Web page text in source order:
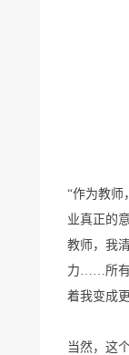
“作为教师
业真正的
教师，我
力……所有
着我变成
当然，这